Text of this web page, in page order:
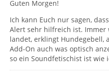
Guten Morgen!
Ich kann Euch nur sagen,
Alert sehr hilfreich ist. Immer
landet, erklingt Hundegebell,
Add-On auch was optisch
so ein Soundfetischist ist wie